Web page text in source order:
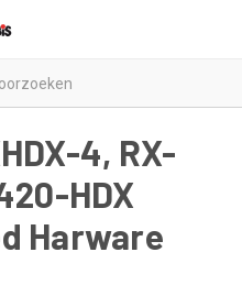
4, RX-
HDX
Harware